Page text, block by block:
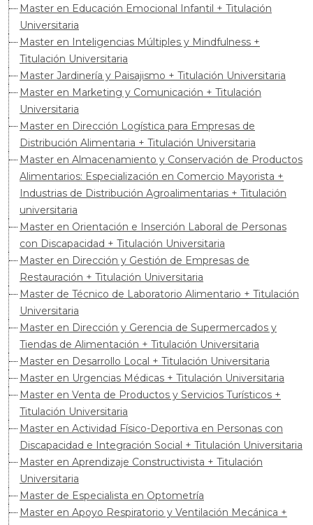
Master en Educación Emocional Infantil + Titulación
Universitaria
Master en Inteligencias Múltiples y Mindfulness +
Titulación Universitaria
Master Jardinería y Paisajismo + Titulación Universitaria
Master en Marketing y Comunicación + Titulación
Universitaria
Master en Dirección Logística para Empresas de
Distribución Alimentaria + Titulación Universitaria
Master en Almacenamiento y Conservación de Productos
Alimentarios: Especialización en Comercio Mayorista +
Industrias de Distribución Agroalimentarias + Titulación
universitaria
Master en Orientación e Inserción Laboral de Personas
con Discapacidad + Titulación Universitaria
Master en Dirección y Gestión de Empresas de
Restauración + Titulación Universitaria
Master de Técnico de Laboratorio Alimentario + Titulación
Universitaria
Master en Dirección y Gerencia de Supermercados y
Tiendas de Alimentación + Titulación Universitaria
Master en Desarrollo Local + Titulación Universitaria
Master en Urgencias Médicas + Titulación Universitaria
Master en Venta de Productos y Servicios Turísticos +
Titulación Universitaria
Master en Actividad Físico-Deportiva en Personas con
Discapacidad e Integración Social + Titulación Universitaria
Master en Aprendizaje Constructivista + Titulación
Universitaria
Master de Especialista en Optometría
Master en Apoyo Respiratorio y Ventilación Mecánica +